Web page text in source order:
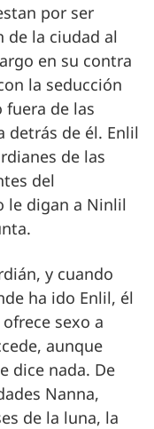
por ser
la ciudad al
en su contra
la seducción
de las
detrás de él. Enlil
de las
del
le digan a Ninlil
y cuando
ha ido Enlil, él
sexo a
aunque
dice nada. De
Nanna,
de la luna, la